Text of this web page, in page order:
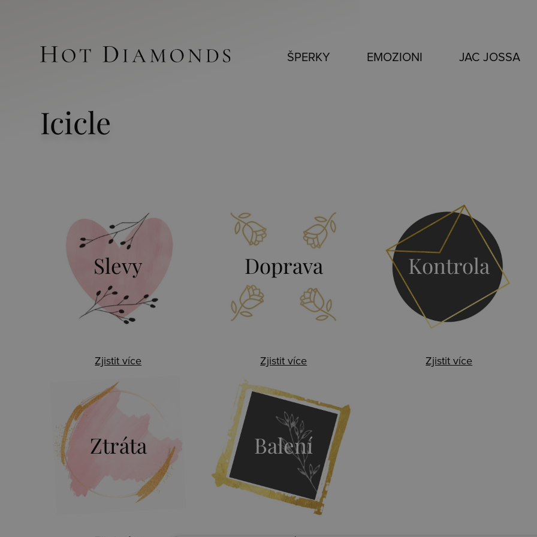
ŠPERKY EMOZIONI JAC JOSSA
Icicle
Slevy
Zjistit více
Doprava
Zjistit více
Kontrola
Zjistit více
Ztráta Balení